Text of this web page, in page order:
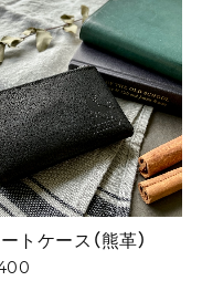
トケース（熊革）